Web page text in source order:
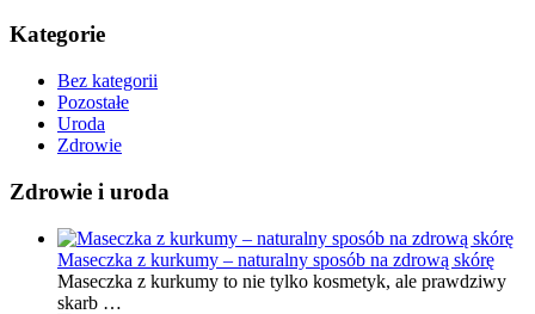
Kategorie
Bez kategorii
Pozostałe
Uroda
Zdrowie
Zdrowie i uroda
Maseczka z kurkumy – naturalny sposób na zdrową skórę
Maseczka z kurkumy to nie tylko kosmetyk, ale prawdziwy
skarb …